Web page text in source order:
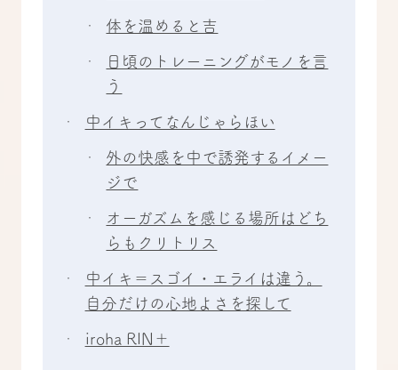
体を温めると吉
日頃のトレーニングがモノを言
う
中イキってなんじゃらほい
外の快感を中で誘発するイメー
ジで
オーガズムを感じる場所はどち
らもクリトリス
中イキ＝スゴイ・エライは違う。
自分だけの心地よさを探して
iroha RIN＋